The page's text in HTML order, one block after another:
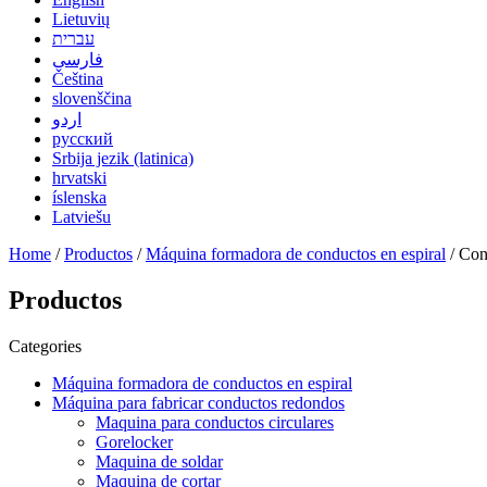
Lietuvių
עברית
فارسی
Čeština
slovenščina
اردو
русский
Srbija jezik (latinica)
hrvatski
íslenska
Latviešu
Home /Productos /Máquina formadora de conductos en espiral /
Productos
Categories
Máquina formadora de conductos en espiral
Máquina para fabricar conductos redondos
Maquina para conductos circulares
Gorelocker
Maquina de soldar
Maquina de cortar